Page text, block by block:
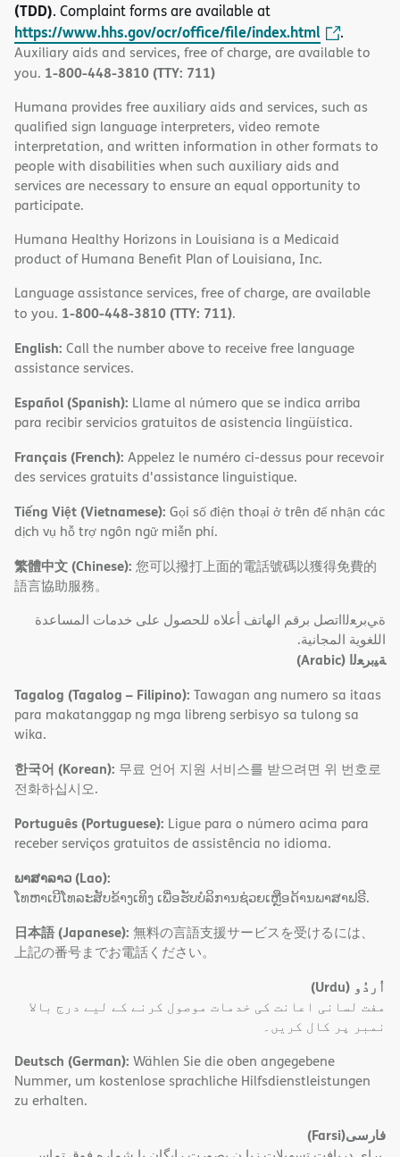
(TDD). Complaint forms are available at
https://www.hhs.gov/ocr/office/file/index.html .
Auxiliary aids and services, free of charge, are available to
you. 1-800-448-3810 (TTY: 711)
Humana provides free auxiliary aids and services, such as
qualified sign language interpreters, video remote
interpretation, and written information in other formats to
people with disabilities when such auxiliary aids and
services are necessary to ensure an equal opportunity to
participate.
Humana Healthy Horizons in Louisiana is a Medicaid
product of Humana Benefit Plan of Louisiana, Inc.
Language assistance services, free of charge, are available
to you. 1-800-448-3810 (TTY: 711).
English: Call the number above to receive free language
assistance services.
Español (Spanish): Llame al número que se indica arriba
para recibir servicios gratuitos de asistencia lingüística.
Français (French): Appelez le numéro ci-dessus pour recevoir
des services gratuits d'assistance linguistique.
Tiếng Việt (Vietnamese): Gọi số điện thoại ở trên để nhận các
dịch vụ hỗ trợ ngôn ngữ miễn phí.
繁體中文 (Chinese): 您可以撥打上面的電話號碼以獲得免費的
語言協助服務。
ةﻲﺑﺮﻌﻟااﺗﺼﻞ ﺑﺮﻗﻢ اﻟﮭﺎﺗﻒ أﻋﻼه ﻟﻠﺤﺼﻮل ﻋﻠﻰ ﺧﺪﻣﺎت اﻟﻤﺴﺎﻋﺪة
اﻟﻠﻐﻮﯾﺔ اﻟﻤﺠﺎﻧﯿﺔ.
ﺔﯿﺑﺮﻌﻟا (Arabic)
Tagalog (Tagalog – Filipino): Tawagan ang numero sa itaas
para makatanggap ng mga libreng serbisyo sa tulong sa
wika.
한국어 (Korean): 무료 언어 지원 서비스를 받으려면 위 번호로
전화하십시오.
Português (Portuguese): Ligue para o número acima para
receber serviços gratuitos de assistência no idioma.
ພາສາລາວ (Lao):
ໂທຫາເບີໂທລະສັບຂ້າງເທິງ ເພື່ອຮັບບໍລິການຊ່ວຍເຫຼືອດ້ານພາສາຟຣີ.
日本語 (Japanese): 無料の言語支援サービスを受けるには、
上記の番号までお電話ください。
اُردُو (Urdu)
مفت لسانی اعانت کی خدمات موصول کرنے کے لیے درج بالا
نمبر پر کال کریں۔
Deutsch (German): Wählen Sie die oben angegebene
Nummer, um kostenlose sprachliche Hilfsdienstleistungen
zu erhalten.
فارسی(Farsi)